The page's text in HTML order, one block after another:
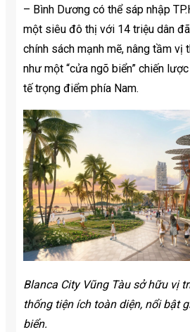
– Bình Dương có thể sáp nhập
một siêu đô thị với 14 triệu dân
chính sách mạnh mẽ, nâng tầm vị
như một “cửa ngõ biển” chiến
tế trọng điểm phía Nam.
Blanca City Vũng Tàu sở hữu vị
thống tiện ích toàn diện, nổi bật
biển.